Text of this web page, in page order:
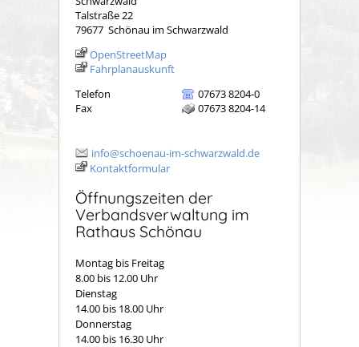
Talstraße 22
79677 Schönau im Schwarzwald
OpenStreetMap
Fahrplanauskunft
Telefon
07673 8204-0
Fax
07673 8204-14
info@schoenau-im-schwarzwald.de
Kontaktformular
Öffnungszeiten der
Verbandsverwaltung im
Rathaus Schönau
Montag bis Freitag
8.00 bis 12.00 Uhr
Dienstag
14.00 bis 18.00 Uhr
Donnerstag
14.00 bis 16.30 Uhr